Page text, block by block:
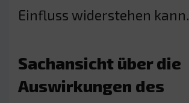
Einfluss widerstehen kann.
Sachansicht über die
Auswirkungen des